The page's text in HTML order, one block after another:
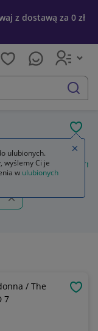
z dostawą za 0 zł
szukaj
hunters popcorn
/ The
7
ulubionych.
wyślemy Ci je
w ulubionych